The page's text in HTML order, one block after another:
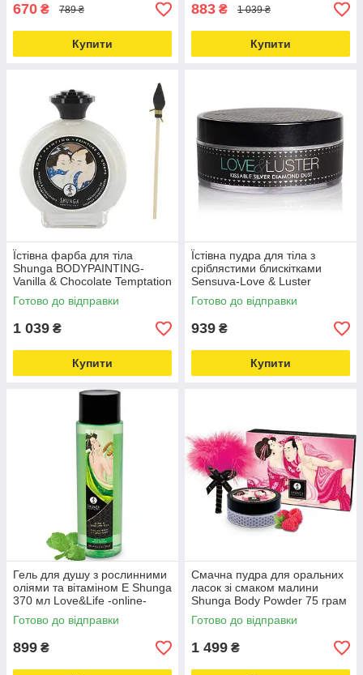
670 ₴ 789 ₴
Купити
883 ₴ 1 039 ₴
Купити
Їстівна фарба для тіла
Shunga BODYPAINTING-
Vanilla & Chocolate Temptation
(100 мл) Ванільне і
шоколадне спокуса Шунга
Готово до відправки
1 039 ₴
Купити
Їстівна пудра для тіла з
сріблястими блискітками
Sensuva-Love & Luster
Kissable Diamond Dust (50
мл) Love&Life
Готово до відправки
939 ₴
Купити
Гель для душу з рослинними
оліями та вітаміном Е Shunga
370 мл Love&Life -online-
multimarket-
Готово до відправки
899 ₴
Смачна пудра для оральних
ласок зі смаком малини
Shunga Body Powder 75 грам
- online multimarket Love&Life
-online-multimarket-
Готово до відправки
1 499 ₴